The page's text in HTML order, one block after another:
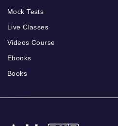
Mock Tests
Live Classes
Videos Course
Ebooks
Books